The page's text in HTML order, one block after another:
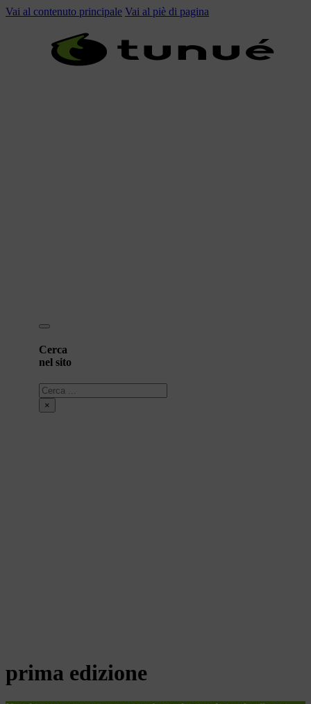
Vai al contenuto principale Vai al piè di pagina
Cerca
nel sito
Cerca
×
prima edizione